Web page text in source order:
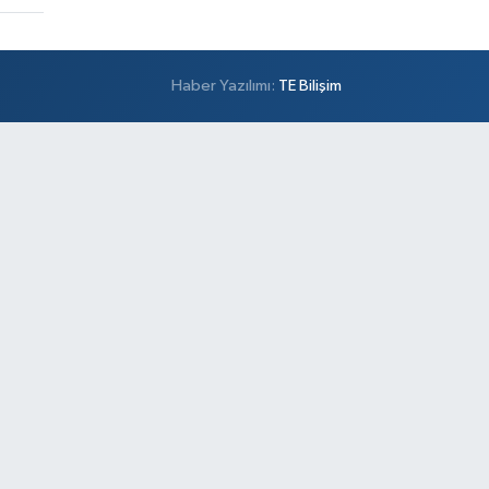
Haber Yazılımı: TE Bilişim